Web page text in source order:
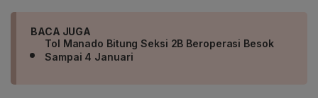
BACA JUGA
Tol Manado Bitung Seksi 2B Beroperasi Besok
Sampai 4 Januari